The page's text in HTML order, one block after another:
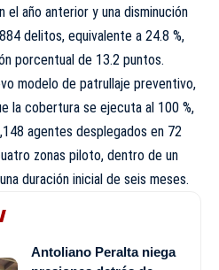
el año anterior y una disminución
delitos, equivalente a 24.8 %,
porcentual de 13.2 puntos.
modelo de patrullaje preventivo,
la cobertura se ejecuta al 100 %,
agentes desplegados en 72
zonas piloto, dentro de un
duración inicial de seis meses.
Antoliano Peralta niega